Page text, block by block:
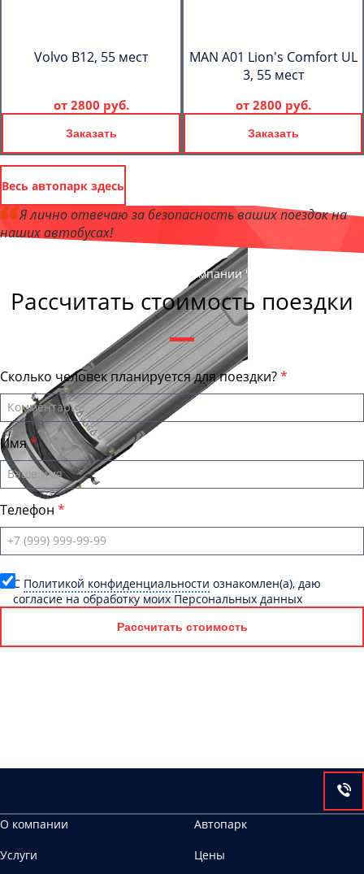
Volvo B12, 55 мест
от 2800 руб.
Заказать
MAN A01 Lion's Comfort UL
3, 55 мест
от 2800 руб.
Заказать
Весь автопарк здесь
Я лично отвечаю за безопасность ваших поездок на
наших автобусах!
, директор компании "КурганБас"
Рассчитать стоимость поездки
Сколько человек планируется для поездки?
Имя
Телефон
C Политикой конфиденциальности ознакомлен(а), даю
согласие на обработку моих Персональных данных
Рассчитать стоимость
О компании
Автопарк
Услуги
Цены